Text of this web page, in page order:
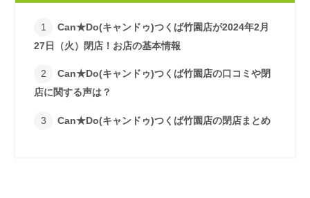
Can★Do(キャンドゥ)つくば竹園店が2024年2月
27日（火）閉店！お店の基本情報
Can★Do(キャンドゥ)つくば竹園店の口コミや閉
店に関する声は？
Can★Do(キャンドゥ)つくば竹園店の閉店まとめ